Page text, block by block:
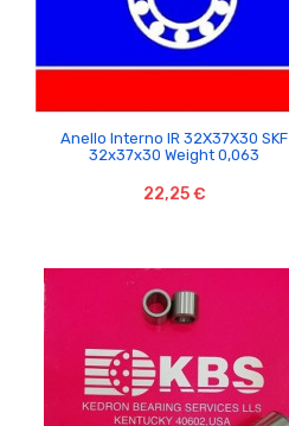

Anello Interno IR 32X37X30 SKF
32x37x30 Weight 0,063
22,25 €